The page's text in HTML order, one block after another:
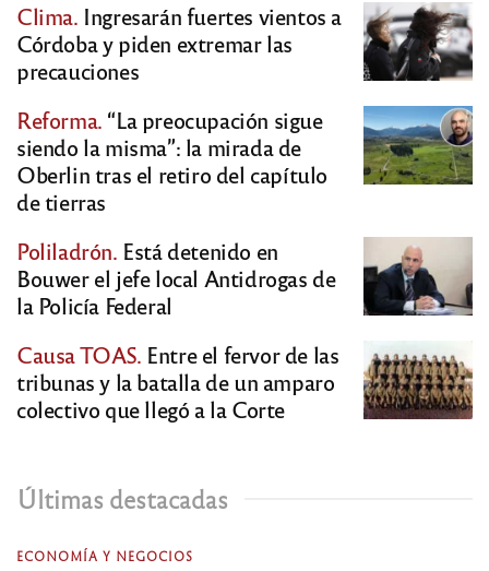
Clima. Ingresarán fuertes vientos a
Córdoba y piden extremar las
precauciones
Reforma. “La preocupación sigue
siendo la misma”: la mirada de
Oberlin tras el retiro del capítulo
de tierras
Poliladrón. Está detenido en
Bouwer el jefe local Antidrogas de
la Policía Federal
Causa TOAS. Entre el fervor de las
tribunas y la batalla de un amparo
colectivo que llegó a la Corte
Últimas destacadas
ECONOMÍA Y NEGOCIOS